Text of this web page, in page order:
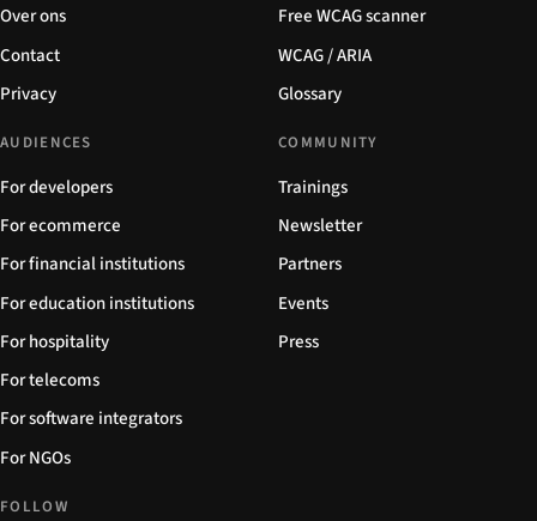
Over ons
Contact
Privacy
Free WCAG scanner
WCAG / ARIA
Glossary
AUDIENCES
For developers
For ecommerce
For financial institutions
For education institutions
For hospitality
For telecoms
For software integrators
For NGOs
COMMUNITY
Trainings
Newsletter
Partners
Events
Press
FOLLOW